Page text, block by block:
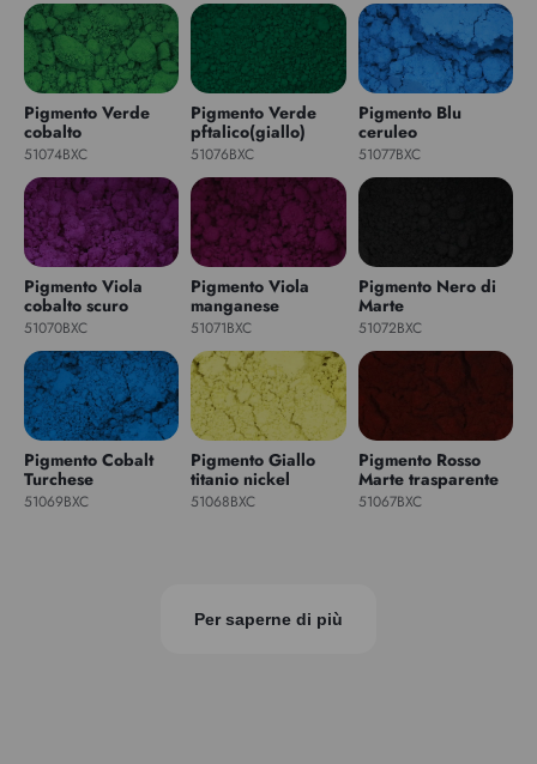
Pigmento Verde
cobalto
51074BXC
Pigmento Verde
pftalico(giallo)
51076BXC
Pigmento Blu
ceruleo
51077BXC
Pigmento Viola
cobalto scuro
51070BXC
Pigmento Viola
manganese
51071BXC
Pigmento Nero di
Marte
51072BXC
Pigmento Cobalt
Turchese
51069BXC
Pigmento Giallo
titanio nickel
51068BXC
Pigmento Rosso
Marte trasparente
51067BXC
Per saperne di più